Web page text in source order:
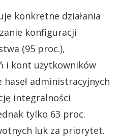
konkretne działania
konfiguracji
(95 proc.),
i kont użytkowników
administracyjnych
integralności
tylko 63 proc.
luk za priorytet.